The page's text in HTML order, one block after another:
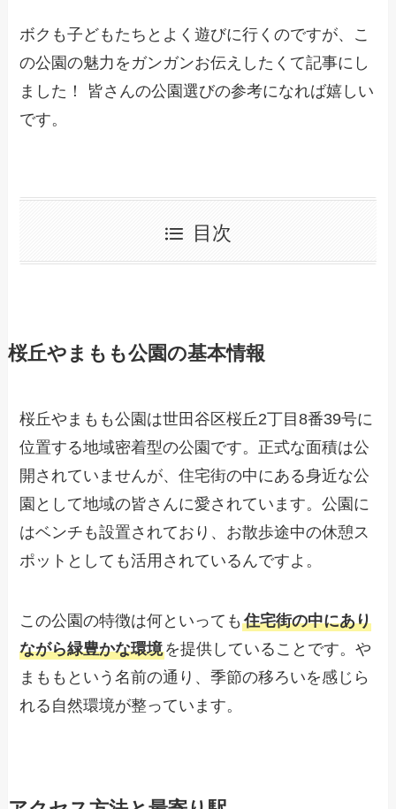
ボクも子どもたちとよく遊びに行くのですが、こ
の公園の魅力をガンガンお伝えしたくて記事にし
ました！ 皆さんの公園選びの参考になれば嬉しい
です。
目次
桜丘やまもも公園の基本情報
桜丘やまもも公園は世田谷区桜丘2丁目8番39号に
位置する地域密着型の公園です。正式な面積は公
開されていませんが、住宅街の中にある身近な公
園として地域の皆さんに愛されています。公園に
はベンチも設置されており、お散歩途中の休憩ス
ポットとしても活用されているんですよ。
この公園の特徴は何といっても住宅街の中にあり
ながら緑豊かな環境を提供していることです。や
まももという名前の通り、季節の移ろいを感じら
れる自然環境が整っています。